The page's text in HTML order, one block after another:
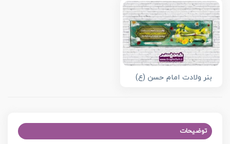
بنر ولادت امام حسن (ع)
توضیحات